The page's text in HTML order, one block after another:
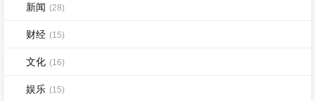
新闻 (28)
财经 (15)
文化 (16)
娱乐 (15)